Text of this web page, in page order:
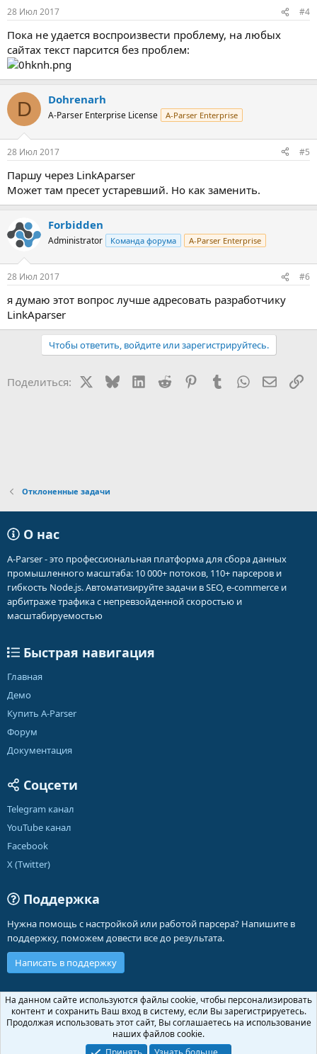
28 Июл 2017 #4
Пока не удается воспроизвести проблему, на любых
сайтах текст парсится без проблем:
D Dohrenarh
A-Parser Enterprise License A-Parser Enterprise
28 Июл 2017 #5
Паршу через LinkAparser
Может там пресет устаревший. Но как заменить.
Forbidden
Administrator Команда форума A-Parser Enterprise
28 Июл 2017 #6
я думаю этот вопрос лучше адресовать разработчику
LinkAparser
Чтобы ответить, войдите или зарегистрируйтесь.
Поделиться: BlueskyLinkedIn
Reddit PinterestTumblr WhatsApp
Отклоненные задачи
О нас
A-Parser - это профессиональная платформа для сбора данных
промышленного масштаба: 10 000+ потоков, 110+ парсеров и
гибкость Node.js. Автоматизируйте задачи в SEO, e-commerce и
арбитраже трафика с непревзойденной скоростью и
масштабируемостью
Быстрая навигация
Главная
Демо
Купить A-Parser
Форум
Документация
Соцсети
Telegram канал
YouTube канал
Facebook
X (Twitter)
Поддержка
Нужна помощь с настройкой или работой парсера? Напишите в
поддержку, поможем довести все до результата.
Написать в поддержку
Russian (RU)
Обратная связь
Условия и правила
Политика конфиденциальности
Помощь
На данном сайте используются файлы cookie, чтобы персонализировать
контент и сохранить Ваш вход в систему, если Вы зарегистрируетесь.
Продолжая использовать этот сайт, Вы соглашаетесь на использование
наших файлов cookie.